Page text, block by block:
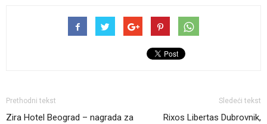
Prethodni tekst
Zira Hotel Beograd – nagrada za
Sledeći tekst
Rixos Libertas Dubrovnik,